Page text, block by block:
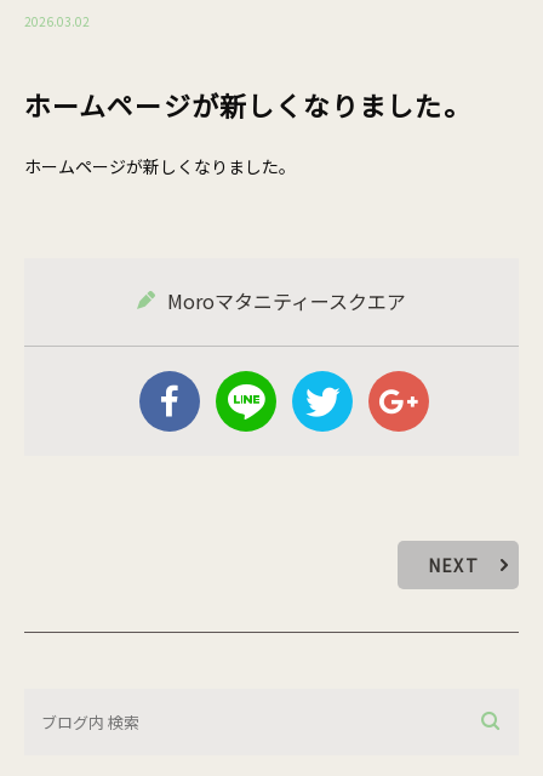
2026.03.02
ホームページが新しくなりました。
ホームページが新しくなりました。
Moroマタニティースクエア
NEXT